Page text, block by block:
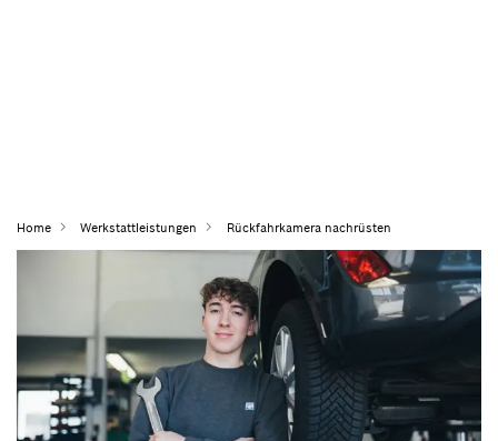
Home Werkstattleistungen Rückfahrkamera nachrüsten